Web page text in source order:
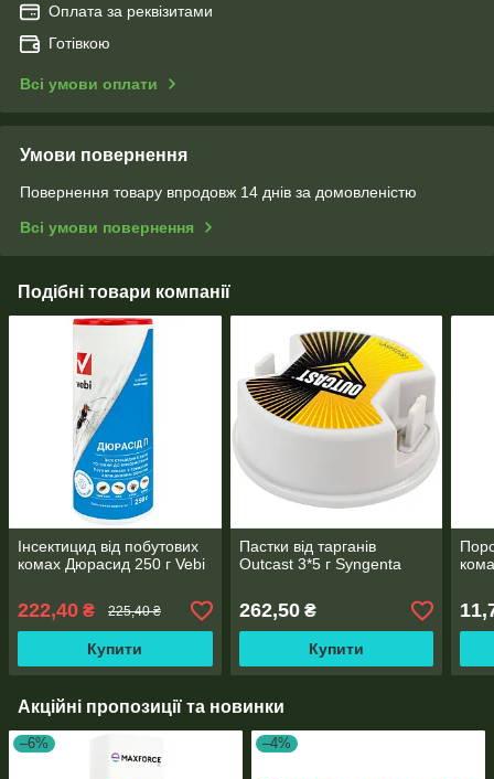
Оплата за реквізитами
Готівкою
Всі умови оплати
Умови повернення
Повернення товару впродовж 14 днів за домовленістю
Всі умови повернення
Подібні товари компанії
Інсектицид від побутових
комах Дюрасид 250 г Vebi
222,40 ₴ 225,40 ₴
Купити
Пастки від тарганів
Outcast 3*5 г Syngenta
262,50₴
Купити
Акційні пропозиції та новинки
–6% –4%